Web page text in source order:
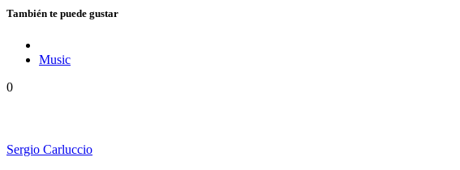
También te puede gustar
Music
0
Sergio Carluccio